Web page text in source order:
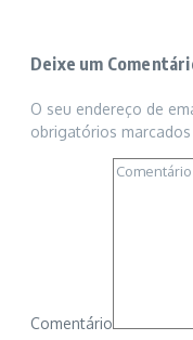
Deixe um
O seu endereço de
obrigatórios
Comentário